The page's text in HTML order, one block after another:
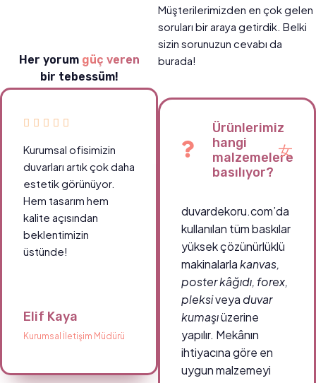
Her yorum güç veren
bir tebessüm!
Kurumsal ofisimizin
duvarları artık çok daha
estetik görünüyor.
Hem tasarım hem
kalite açısından
beklentimizin
üstünde!
Elif Kaya
Kurumsal İletişim Müdürü
Müşterilerimizden en çok gelen
soruları bir araya getirdik. Belki
sizin sorunuzun cevabı da
burada!
Ürünlerimiz
hangi
malzemelere
basılıyor?
duvardekoru.com’da
kullanılan tüm baskılar
yüksek çözünürlüklü
makinalarlakanvas,
poster kâğıdı, forex,
pleksiveya duvar
kumaşıüzerine
yapılır. Mekânın
ihtiyacına göre en
uygun malzemeyi